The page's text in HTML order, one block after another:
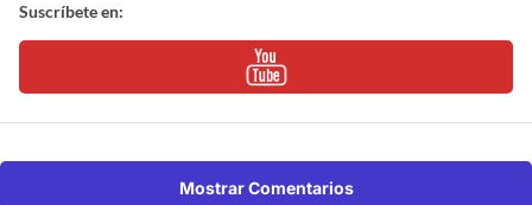
Suscríbete en:
Mostrar Comentarios